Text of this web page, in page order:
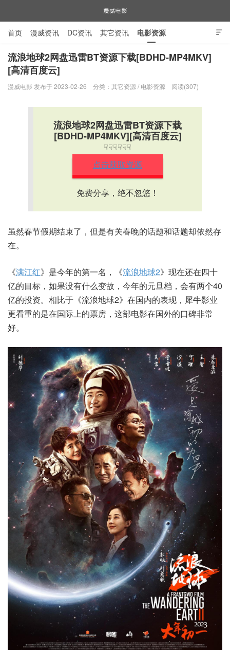
漫威电影

首页 漫威资讯 DC资讯 其它资讯 电影资源
电视剧资源 漫威图片
流浪地球2网盘迅雷BT资源下载[BDHD-MP4MKV]
[高清百度云]
漫威电影 发布于 2023-02-26 分类： 其它资源 / 电影资源 阅读(307)
流浪地球2网盘迅雷BT资源下载
[BDHD-MP4MKV][高清百度云]
☟☟☟☟☟☟
点击获取资源
免费分享，绝不忽悠！
虽然春节假期结束了，但是有关春晚的话题和话题却依然存
在。
《满江红》是今年的第一名，《流浪地球2》现在还在四十
亿的目标，如果没有什么变故，今年的元旦档，会有两个40
亿的投资。相比于《流浪地球2》在国内的表现，犀牛影业
更看重的是在国际上的票房，这部电影在国外的口碑非常
好。